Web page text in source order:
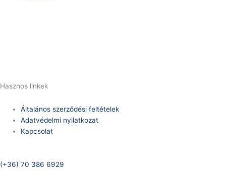
Hasznos linkek
Általános szerződési feltételek
Adatvédelmi nyilatkozat
Kapcsolat
(+36) 70 386 6929